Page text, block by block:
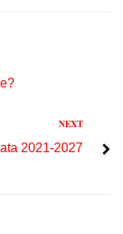
NEXT
2021-2027